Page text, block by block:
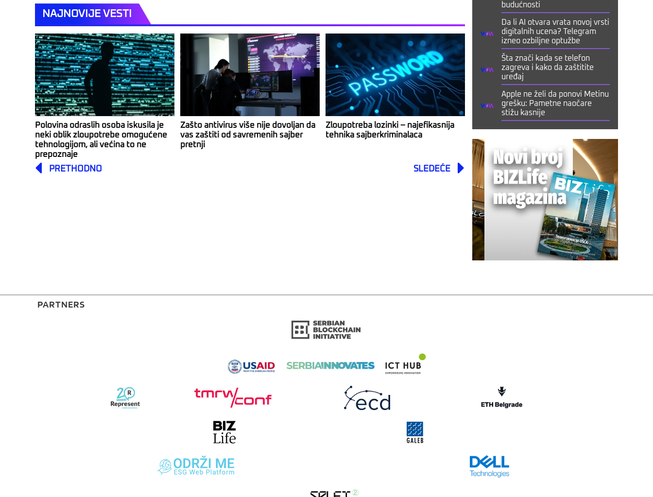
NAJNOVIJE VESTI
Polovina odraslih osoba iskusila je
neki oblik zloupotrebe omogućene
tehnologijom, ali većina to ne
prepoznaje
Zašto antivirus više nije dovoljan da
vas zaštiti od savremenih sajber
pretnji
Zloupotreba lozinki – najefikasnija
tehnika sajberkriminalaca
Prev
PRETHODNO SLEDEĆE Next
budućnosti
Da li AI otvara vrata novoj vrsti
digitalnih ucena? Telegram
izneo ozbiljne optužbe
Šta znači kada se telefon
zagreva i kako da zaštitite
uređaj
Apple ne želi da ponovi Metinu
grešku: Pametne naočare
stižu kasnije
PARTNERS